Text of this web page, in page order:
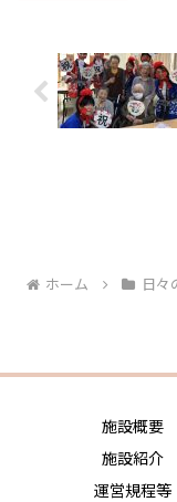
ホーム 日々
施設概要
施設紹介
運営規程等